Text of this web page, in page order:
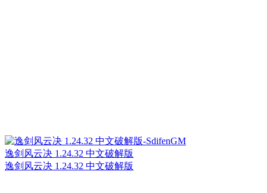
逸剑风云决 1.24.32 中文破解版
逸剑风云决 1.24.32 中文破解版